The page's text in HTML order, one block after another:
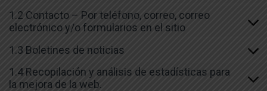
1.2 Contacto – Por teléfono, correo, correo
electrónico y/o formularios en el sitio
1.3 Boletines de noticias
1.4 Recopilación y análisis de estadísticas para
la mejora de la web.